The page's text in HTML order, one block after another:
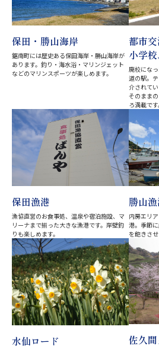
保田・勝山海岸
鋸南町には歴史ある保田海岸・勝山海岸が
あります。釣り・海水浴・マリンジェット
などのマリンスポーツが楽しめます。
都市
小学
廃校にな
道の駅。
介されて
そのまま
ろ満載です
保田漁港
漁協直営のお食事処、温泉や宿泊施設、マ
リーナまで揃った大きな漁港です。岸壁釣
りも楽しめます。
勝山
内房エリ
港。季節
を飽きさせ
水仙ロード 佐久